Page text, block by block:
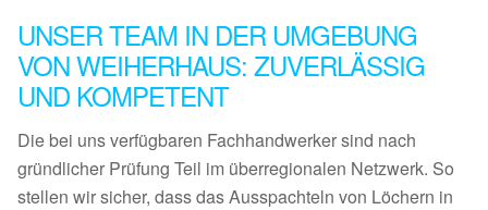
UNSER TEAM IN DER UMGEBUNG
VON WEIHERHAUS: ZUVERLÄSSIG
UND KOMPETENT
Die bei uns verfügbaren Fachhandwerker sind nach
gründlicher Prüfung Teil im überregionalen Netzwerk. So
stellen wir sicher, dass das Ausspachteln von Löchern in